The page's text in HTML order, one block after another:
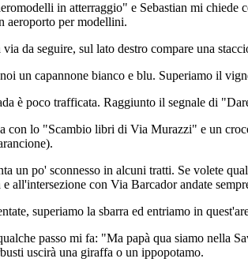
in atterraggio" e Sebastian mi
aeroporto per modellini.
da seguire, sul lato destro compare una
un capannone bianco e blu. Superiamo il
è poco trafficata. Raggiunto il segnale di
con lo "Scambio libri di Via Murazzi" e un
un po' sconnesso in alcuni tratti. Se volete
all'intersezione con Via Barcador andate
superiamo la sbarra ed entriamo in
passo mi fa: "Ma papà qua siamo nella
uscirà una giraffa o un ippopotamo.